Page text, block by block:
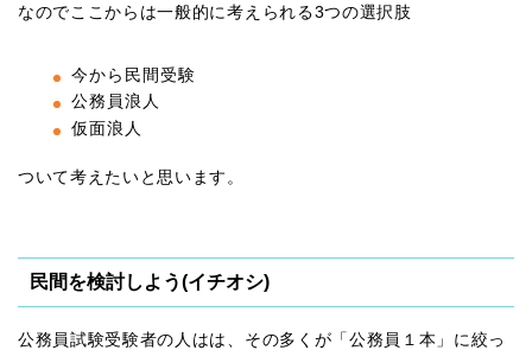
なのでここからは一般的に考えられる3つの選択肢
今から民間受験
公務員浪人
仮面浪人
ついて考えたいと思います。
民間を検討しよう(イチオシ)
公務員試験受験者の人はは、その多くが「公務員１本」に絞っ